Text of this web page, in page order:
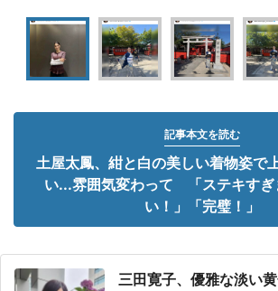
記事本文を読む
土屋太鳳、紺と白の美しい着物姿で
い...雰囲気変わって 「ステキすぎ
い！」「完璧！」
三田寛子、優雅な淡い